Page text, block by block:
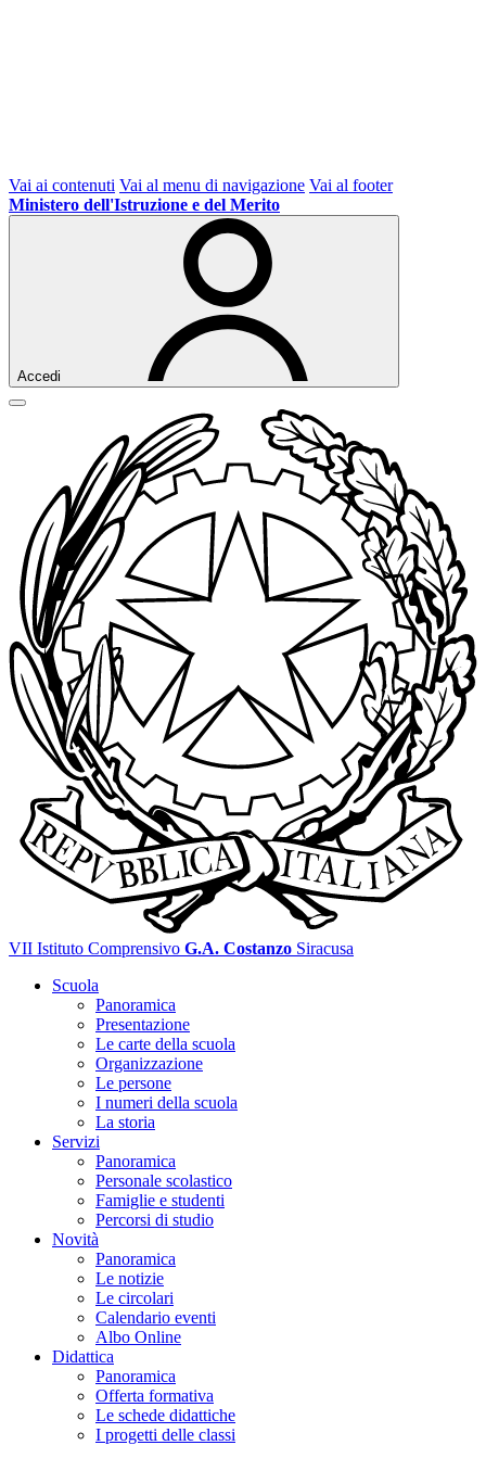
Vai ai contenuti Vai al menu di navigazione Vai al footer
Ministero dell'Istruzione e del Merito
Accedi
VII Istituto Comprensivo G.A. Costanzo Siracusa
Scuola
Panoramica
Presentazione
Le carte della scuola
Organizzazione
Le persone
I numeri della scuola
La storia
Servizi
Panoramica
Personale scolastico
Famiglie e studenti
Percorsi di studio
Novità
Panoramica
Le notizie
Le circolari
Calendario eventi
Albo Online
Didattica
Panoramica
Offerta formativa
Le schede didattiche
I progetti delle classi